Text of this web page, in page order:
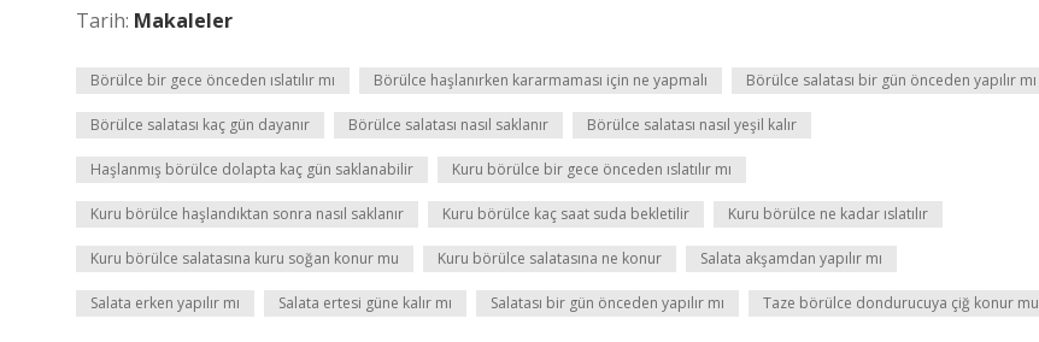
Tarih: Makaleler
Börülce bir gece önceden ıslatılır mı Börülce haşlanırken kararmaması için ne yapmalı Börülce salatası bir gün önceden yapılır mı
Börülce salatası kaç gün dayanır Börülce salatası nasıl saklanır Börülce salatası nasıl yeşil kalır
Haşlanmış börülce dolapta kaç gün saklanabilir Kuru börülce bir gece önceden ıslatılır mı
Kuru börülce haşlandıktan sonra nasıl saklanır Kuru börülce kaç saat suda bekletilir Kuru börülce ne kadar ıslatılır
Kuru börülce salatasına kuru soğan konur mu Kuru börülce salatasına ne konur Salata akşamdan yapılır mı
Salata erken yapılır mı Salata ertesi güne kalır mı Salatası bir gün önceden yapılır mı Taze börülce dondurucuya çiğ konur mu